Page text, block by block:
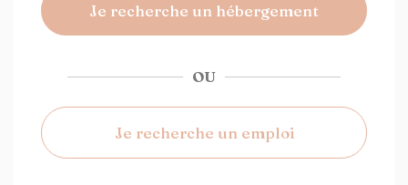
Je recherche un hébergement
OU
Je recherche un emploi